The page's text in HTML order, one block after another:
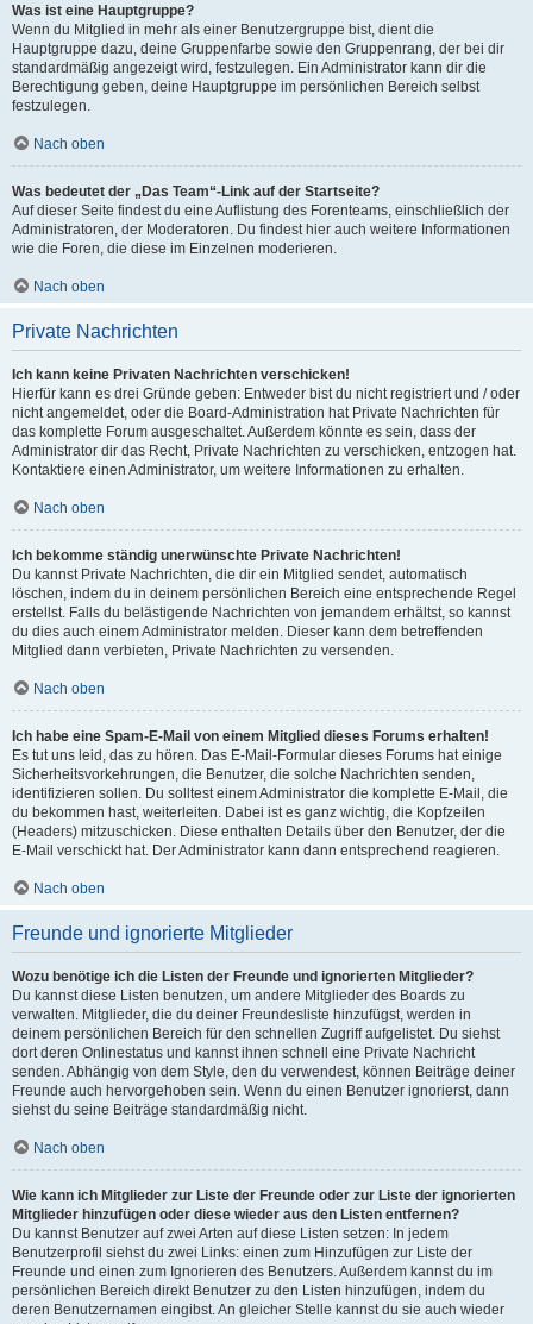
Was ist eine Hauptgruppe?
Wenn du Mitglied in mehr als einer Benutzergruppe bist, dient die
Hauptgruppe dazu, deine Gruppenfarbe sowie den Gruppenrang, der bei dir
standardmäßig angezeigt wird, festzulegen. Ein Administrator kann dir die
Berechtigung geben, deine Hauptgruppe im persönlichen Bereich selbst
festzulegen.
Nach oben
Was bedeutet der „Das Team“-Link auf der Startseite?
Auf dieser Seite findest du eine Auflistung des Forenteams, einschließlich der
Administratoren, der Moderatoren. Du findest hier auch weitere Informationen
wie die Foren, die diese im Einzelnen moderieren.
Nach oben
Private Nachrichten
Ich kann keine Privaten Nachrichten verschicken!
Hierfür kann es drei Gründe geben: Entweder bist du nicht registriert und / oder
nicht angemeldet, oder die Board-Administration hat Private Nachrichten für
das komplette Forum ausgeschaltet. Außerdem könnte es sein, dass der
Administrator dir das Recht, Private Nachrichten zu verschicken, entzogen hat.
Kontaktiere einen Administrator, um weitere Informationen zu erhalten.
Nach oben
Ich bekomme ständig unerwünschte Private Nachrichten!
Du kannst Private Nachrichten, die dir ein Mitglied sendet, automatisch
löschen, indem du in deinem persönlichen Bereich eine entsprechende Regel
erstellst. Falls du belästigende Nachrichten von jemandem erhältst, so kannst
du dies auch einem Administrator melden. Dieser kann dem betreffenden
Mitglied dann verbieten, Private Nachrichten zu versenden.
Nach oben
Ich habe eine Spam-E-Mail von einem Mitglied dieses Forums erhalten!
Es tut uns leid, das zu hören. Das E-Mail-Formular dieses Forums hat einige
Sicherheitsvorkehrungen, die Benutzer, die solche Nachrichten senden,
identifizieren sollen. Du solltest einem Administrator die komplette E-Mail, die
du bekommen hast, weiterleiten. Dabei ist es ganz wichtig, die Kopfzeilen
(Headers) mitzuschicken. Diese enthalten Details über den Benutzer, der die
E-Mail verschickt hat. Der Administrator kann dann entsprechend reagieren.
Nach oben
Freunde und ignorierte Mitglieder
Wozu benötige ich die Listen der Freunde und ignorierten Mitglieder?
Du kannst diese Listen benutzen, um andere Mitglieder des Boards zu
verwalten. Mitglieder, die du deiner Freundesliste hinzufügst, werden in
deinem persönlichen Bereich für den schnellen Zugriff aufgelistet. Du siehst
dort deren Onlinestatus und kannst ihnen schnell eine Private Nachricht
senden. Abhängig von dem Style, den du verwendest, können Beiträge deiner
Freunde auch hervorgehoben sein. Wenn du einen Benutzer ignorierst, dann
siehst du seine Beiträge standardmäßig nicht.
Nach oben
Wie kann ich Mitglieder zur Liste der Freunde oder zur Liste der ignorierten
Mitglieder hinzufügen oder diese wieder aus den Listen entfernen?
Du kannst Benutzer auf zwei Arten auf diese Listen setzen: In jedem
Benutzerprofil siehst du zwei Links: einen zum Hinzufügen zur Liste der
Freunde und einen zum Ignorieren des Benutzers. Außerdem kannst du im
persönlichen Bereich direkt Benutzer zu den Listen hinzufügen, indem du
deren Benutzernamen eingibst. An gleicher Stelle kannst du sie auch wieder